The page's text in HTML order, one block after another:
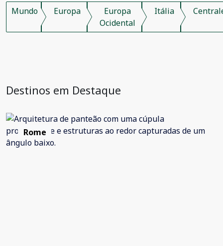
Mundo Europa
Europa
Ocidental
Itália
Destinos em Destaque
Rome